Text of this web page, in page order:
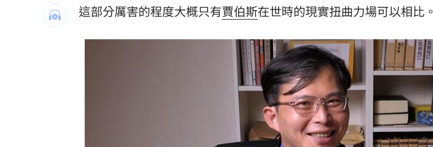
AKIRA開唱藏彩蛋！兒子首度驚喜獻「聲」 20:06
台灣囡仔來了 馬蒔權開唱嗨喊：我是誰？ 20:05
驚傳駭客猛攻華爾街 多家受害者已吐贖金 20:02
公推孫散步遭撞亡 女慟:沒有爸爸的父親節 19:42
台南大貨車、自小客事故 1名駕駛死亡 19:38
這部分厲害的程度大概只有賈伯斯在世時的現實扭曲力場可以相比。